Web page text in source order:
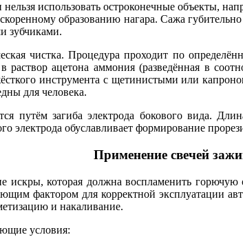
использовать остроконечные объекты,
образованию нагара. Сажа
зубчиками.
чистка. Процедура проходит по
ацетона аммония (разведённая в
инструмента с щетинистыми или
для человека.
путём загиба электрода бокового вида.
электрода обуславливает формирование
Применение свечей
искры, которая должна воспламенить
фактором для корректной эксплуатации
и накаливание.
условия: